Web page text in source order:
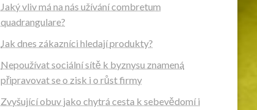
Jaký vliv má na nás užívání combretum
quadrangulare?
Jak dnes zákazníci hledají produkty?
Nepoužívat sociální sítě k byznysu znamená
připravovat se o zisk i o růst firmy
Zvyšující obuv jako chytrá cesta k sebevědomí i